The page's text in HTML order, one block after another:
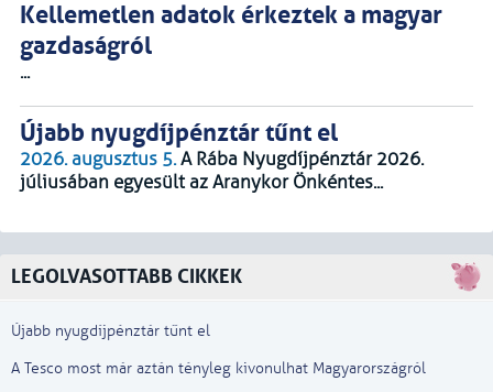
Kellemetlen adatok érkeztek a magyar
gazdaságról
...
Újabb nyugdíjpénztár tűnt el
2026. augusztus 5.A Rába Nyugdíjpénztár 2026.
júliusában egyesült az Aranykor Önkéntes...
LEGOLVASOTTABB CIKKEK
Újabb nyugdíjpénztár tűnt el
A Tesco most már aztán tényleg kivonulhat Magyarországról